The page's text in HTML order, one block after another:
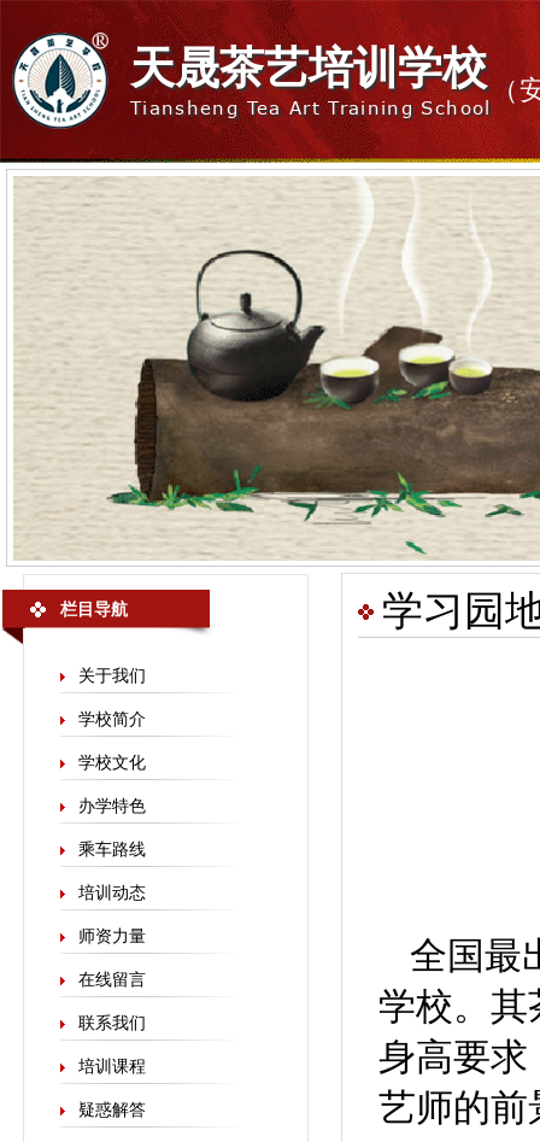
天晟茶艺培训学校
Tiansheng Tea Art Training School
（
栏目导航
关于我们
学校简介
学校文化
办学特色
乘车路线
培训动态
师资力量
在线留言
联系我们
培训课程
疑惑解答
学习园
全国最
学校。其
身高要求
艺师的前